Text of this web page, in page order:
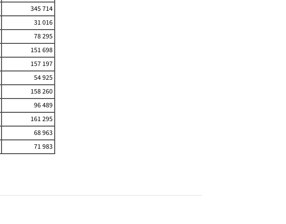
345 714
31 016
78 295
151 698
157 197
54 925
158 260
96 489
161 295
68 963
71 983